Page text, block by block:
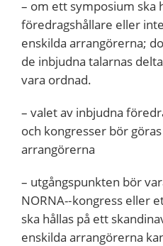
– om ett symposium ska
föredragshållare eller
enskilda arrangörerna;
de inbjudna talarnas
vara ordnad.
– valet av inbjudna
och kongresser bör
arrangörerna
– utgångspunkten bör
NORNA-­‐kongress eller
ska hållas på ett
enskilda arrangörerna